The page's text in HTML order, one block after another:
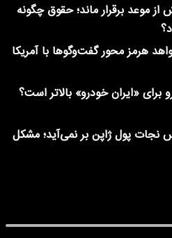
موعد برقرار ماند؛ حقوق چگونه
هرمز محور گفت‌وگوها با آمریکا
برای «ایران خودرو» بالاتر است؟
نجات پول ژاپن بر نمی‌آید؛ مشکل